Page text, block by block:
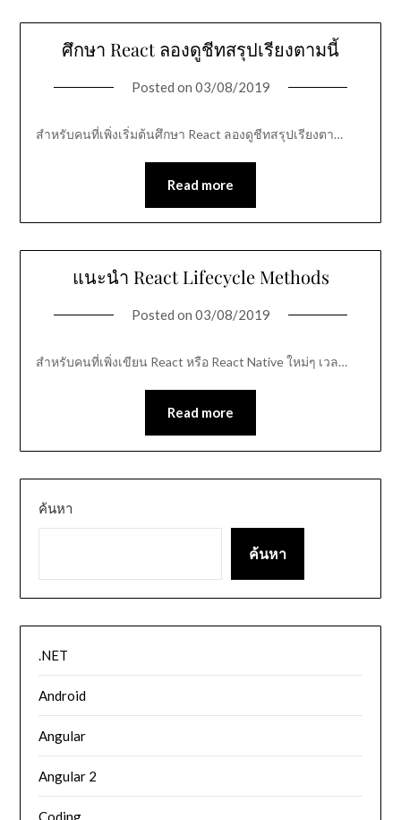
ศึกษา React ลองดูชีทสรุปเรียงตามนี้
Posted on 03/08/2019
สำหรับคนที่เพิ่งเริ่มต้นศึกษา React ลองดูชีทสรุปเรียงตา…
Read more
แนะนำ React Lifecycle Methods
Posted on 03/08/2019
สำหรับคนที่เพิ่งเขียน React หรือ React Native ใหม่ๆ เวล…
Read more
ค้นหา
ค้นหา
.NET
Android
Angular
Angular 2
Coding